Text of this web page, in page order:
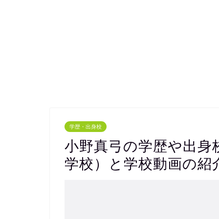
学歴・出身校
小野真弓の学歴や出身
学校）と学校動画の紹